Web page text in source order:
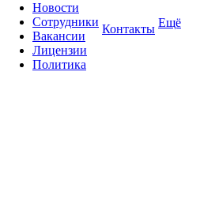
Новости
Сотрудники
Вакансии
Лицензии
Политика
Контакты Ещё